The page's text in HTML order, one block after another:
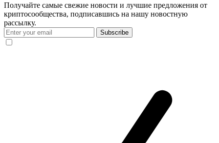
Получайте самые свежие новости и лучшие предложения от
криптосообщества, подписавшись на нашу новостную
рассылку.
Subscribe